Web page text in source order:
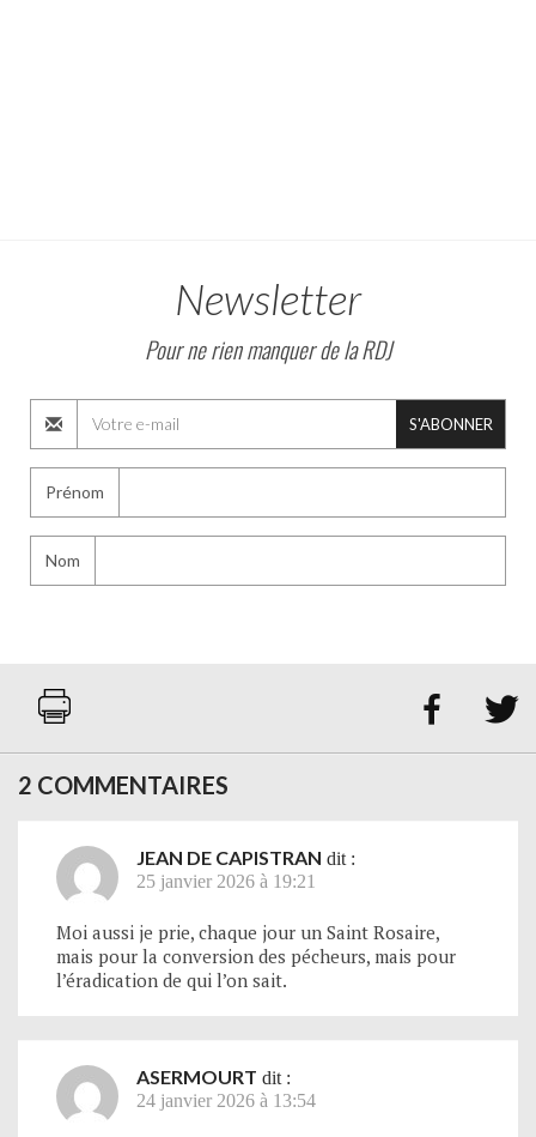
Newsletter
Pour ne rien manquer de la RDJ
S'ABONNER
Prénom
Nom
 
2 COMMENTAIRES
JEAN DE CAPISTRAN dit :
25 janvier 2026 à 19:21
Moi aussi je prie, chaque jour un Saint Rosaire,
mais pour la conversion des pécheurs, mais pour
l’éradication de qui l’on sait.
ASERMOURT dit :
24 janvier 2026 à 13:54